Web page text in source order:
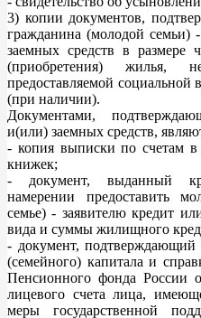
3) копии документов,
гражданина (молодой семьи)
заемных средств в размере
(приобретения) жилья,
предоставляемой социальной
(при наличии).
Документами,
и(или) заемных средств,
- копия выписки по счетам в
книжек;
- документ, выданный
намерении предоставить
семье) - заявителю кредит
вида и суммы жилищного
- документ, подтверждающий
(семейного) капитала и
Пенсионного фонда России
лицевого счета лица,
меры государственной